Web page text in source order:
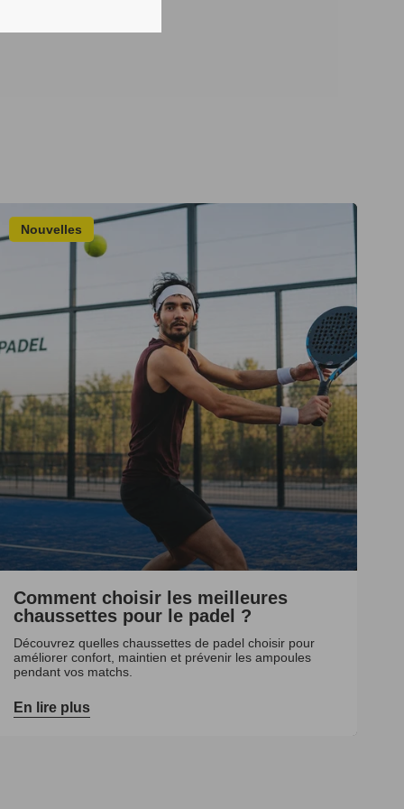
Nouvelles
Comment choisir les meilleures
chaussettes pour le padel ?
Découvrez quelles chaussettes de padel choisir pour
améliorer confort, maintien et prévenir les ampoules
pendant vos matchs.
En lire plus